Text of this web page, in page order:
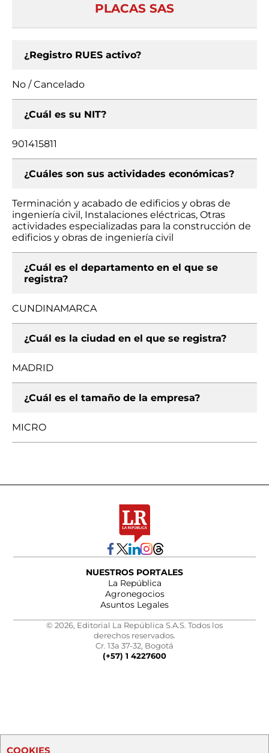
PLACAS SAS
¿Registro RUES activo?
No / Cancelado
¿Cuál es su NIT?
901415811
¿Cuáles son sus actividades económicas?
Terminación y acabado de edificios y obras de
ingeniería civil, Instalaciones eléctricas, Otras
actividades especializadas para la construcción de
edificios y obras de ingeniería civil
¿Cuál es el departamento en el que se
registra?
CUNDINAMARCA
¿Cuál es la ciudad en el que se registra?
MADRID
¿Cuál es el tamaño de la empresa?
MICRO
NUESTROS PORTALES
La República
Agronegocios
Asuntos Legales
© 2026, Editorial La República S.A.S. Todos los
derechos reservados.
Cr. 13a 37-32, Bogotá
(+57) 1 4227600
COOKIES